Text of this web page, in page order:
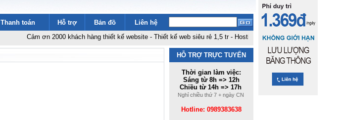
Thanh toán Hỗ trợ Bản đồ
Liên hệ
Cảm ơn 2000 khách hàng thiết kế website -Thiết kế web siêu rẻ 1,5 tr -Hosting đặt tại fpt không hạn chế băng
HỖ TRỢ TRỰC TUYẾN
Thời gian làm việc:
Sáng từ 8h => 12h
Chiều từ 14h => 17h
Nghỉ chiều thứ 7 + ngày CN
Hotline: 0989383638